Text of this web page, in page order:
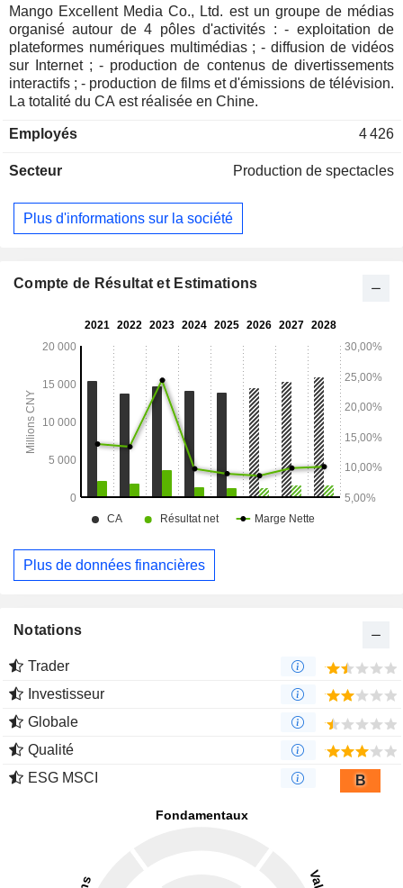
Mango Excellent Media Co., Ltd. est un groupe de médias
organisé autour de 4 pôles d'activités : - exploitation de
plateformes numériques multimédias ; - diffusion de vidéos
sur Internet ; - production de contenus de divertissements
interactifs ; - production de films et d'émissions de télévision.
La totalité du CA est réalisée en Chine.
Employés 4 426
Secteur Production de spectacles
Plus d'informations sur la société
Compte de Résultat et Estimations
Plus de données financières
Notations
Trader
Investisseur
Globale
Qualité
ESG MSCI
B